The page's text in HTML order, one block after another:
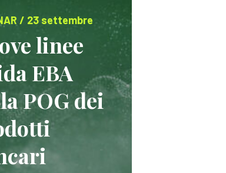
/ 23 settembre
linee
EBA
POG dei